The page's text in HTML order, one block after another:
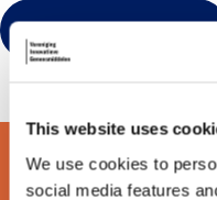
This website uses
We use cookies to
social media features